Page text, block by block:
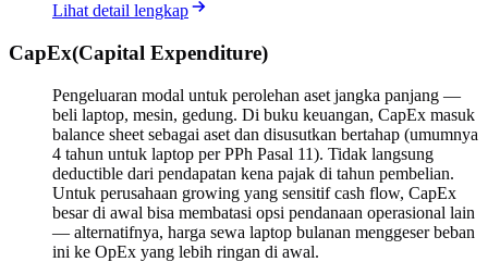
Lihat detail lengkap
CapEx(Capital Expenditure)
Pengeluaran modal untuk perolehan aset jangka panjang —
beli laptop, mesin, gedung. Di buku keuangan, CapEx masuk
balance sheet sebagai aset dan disusutkan bertahap (umumnya
4 tahun untuk laptop per PPh Pasal 11). Tidak langsung
deductible dari pendapatan kena pajak di tahun pembelian.
Untuk perusahaan growing yang sensitif cash flow, CapEx
besar di awal bisa membatasi opsi pendanaan operasional lain
— alternatifnya, harga sewa laptop bulanan menggeser beban
ini ke OpEx yang lebih ringan di awal.